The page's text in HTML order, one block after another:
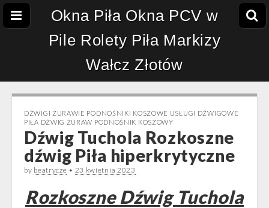
Okna Piła Okna PCV w
Pile Rolety Piła Markizy
Wałcz Złotów
DŹWIGI ŻURAWIE PODNOŚNIKI KOSZOWE USŁUGI DŹWIGOWE
PIŁA DŹWIG ŻURAW PODNOŚNIK KOSZOWY
Dźwig Tuchola Rozkoszne
dźwig Piła hiperkrytyczne
by beatrycze • 23 kwietnia 2023
Rozkoszne Dźwig Tuchola